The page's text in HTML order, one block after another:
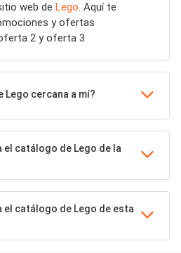
web de Lego. Aquí te
y ofertas
2 y oferta 3
Lego cercana a mí?
el catálogo de Lego de la
el catálogo de Lego de esta